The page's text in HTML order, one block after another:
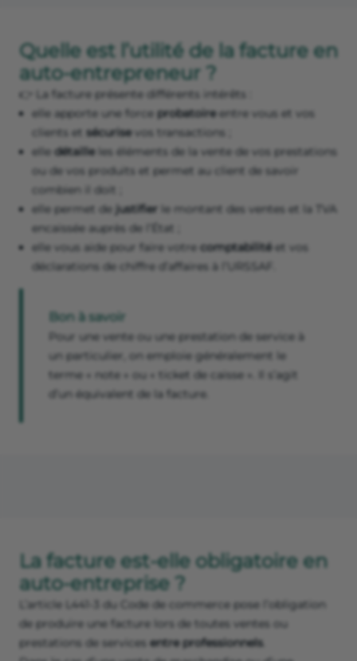
Quelle est l’utilité de la facture en
auto-entrepreneur ?
👉 La facture présente différents intérêts :
elle apporte une force probatoireentre vous et vos
clients et sécurisevos transactions ;
elle détailleles éléments de la vente de vos prestations
ou de vos produits et permet au client de savoir
combien il doit ;
elle permet de justifier le montant des ventes et la TVA
encaissée auprès de l’État ;
elle vous aide pour faire votre comptabilitéet vos
déclarations de chiffre d’affaires à l’URSSAF.
Bon à savoir
Pour une vente ou une prestation de service à
un particulier, on emploie généralement le
terme « note » ou « ticket de caisse ». Il s’agit
d’un équivalent de la facture.
La facture est-elle obligatoire en
auto-entreprise ?
L’article L441-3 du Code de commerce pose l’obligation
de produire une facture lors de toutes ventes ou
prestations de services entre professionnels.